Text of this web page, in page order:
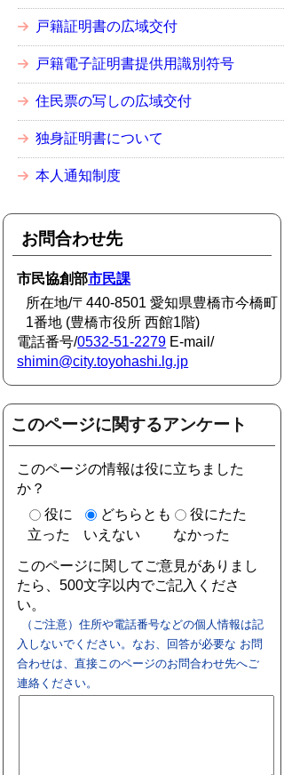
戸籍証明書の広域交付
戸籍電子証明書提供用識別符号
住民票の写しの広域交付
独身証明書について
本人通知制度
お問合わせ先
市民協創部市民課
所在地/〒440-8501 愛知県豊橋市今橋町
1番地 (豊橋市役所 西館1階)
電話番号/0532-51-2279 E-mail/
shimin@city.toyohashi.lg.jp
このページに関するアンケート
このページの情報は役に立ちました
か？
役に
立った
どちらとも
いえない
役にたた
なかった
このページに関してご意見がありまし
たら、500文字以内でご記入くださ
い。
（ご注意）住所や電話番号などの個人情報は記
入しないでください。なお、回答が必要な お問
合わせは、直接このページのお問合わせ先へご
連絡ください。